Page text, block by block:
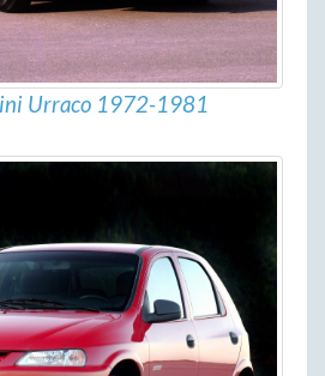
Urraco 1972-1981